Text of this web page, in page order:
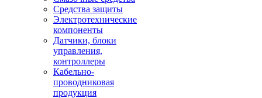
Средства защиты
Электротехнические
компоненты
Датчики, блоки
управления,
контроллеры
Кабельно-
проводниковая
продукция